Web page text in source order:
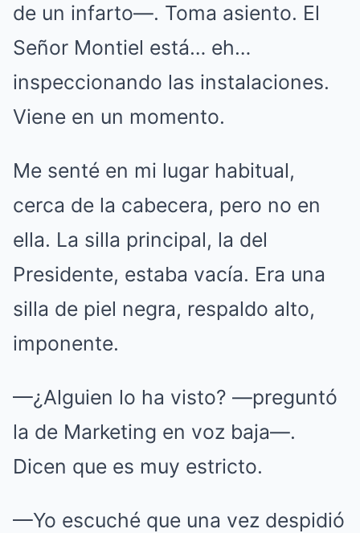
de un infarto—. Toma asiento. El
Señor Montiel está… eh…
inspeccionando las instalaciones.
Viene en un momento.
Me senté en mi lugar habitual,
cerca de la cabecera, pero no en
ella. La silla principal, la del
Presidente, estaba vacía. Era una
silla de piel negra, respaldo alto,
imponente.
—¿Alguien lo ha visto? —preguntó
la de Marketing en voz baja—.
Dicen que es muy estricto.
—Yo escuché que una vez despidió